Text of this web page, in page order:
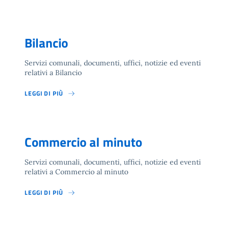
Bilancio
Servizi comunali, documenti, uffici, notizie ed eventi
relativi a Bilancio
LEGGI DI PIÙ
Commercio al minuto
Servizi comunali, documenti, uffici, notizie ed eventi
relativi a Commercio al minuto
LEGGI DI PIÙ